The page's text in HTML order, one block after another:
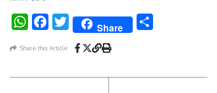
WhatsAppFacebookTwitter Share
Share this Article